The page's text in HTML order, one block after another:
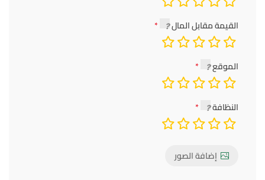
القيمة مقابل المال
الموقع
النظافة
إضافة الصور